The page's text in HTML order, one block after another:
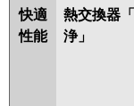
三菱重工
快適
性能
熱交換器
浄」